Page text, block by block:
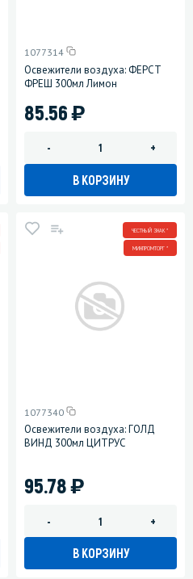
1077314
Освежители воздуха: ФЕРСТ
ФРЕШ 300мл Лимон
85.56)
- +
В КОРЗИНУ
ЧЕСТНЫЙ ЗНАК *
МИНПРОМТОРГ *
1077340
Освежители воздуха: ГОЛД
ВИНД 300мл ЦИТРУС
95.78)
- +
В КОРЗИНУ